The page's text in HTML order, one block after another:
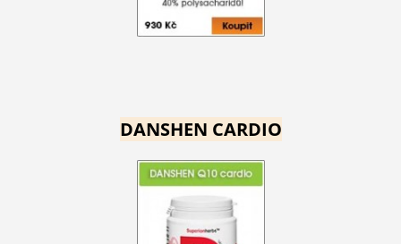
DANSHEN CARDIO